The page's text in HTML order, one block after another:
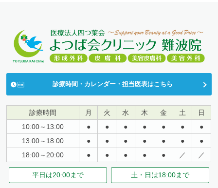
診療時間・カレンダー・担当医表はこちら
診療時間 月 火 水 木 金 土
日
10:00～13:00
● ● ● ● ● ●
●
13:00～18:00
● ● ● ● ● ●
●
18:00～20:00
● ● ● ● ● ／ ／
平日は20:00まで 土・日は18:00まで